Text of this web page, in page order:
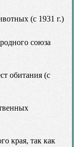
(с 1931 г.)
союза
обитания (с
края, так как